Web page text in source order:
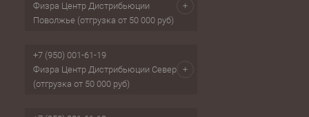
Физра Центр Дистрибьюции
Поволжье (отгрузка от 50 000 руб)
+7 (950) 001-61-19
Физра Центр Дистрибьюции Север
(отгрузка от 50 000 руб)